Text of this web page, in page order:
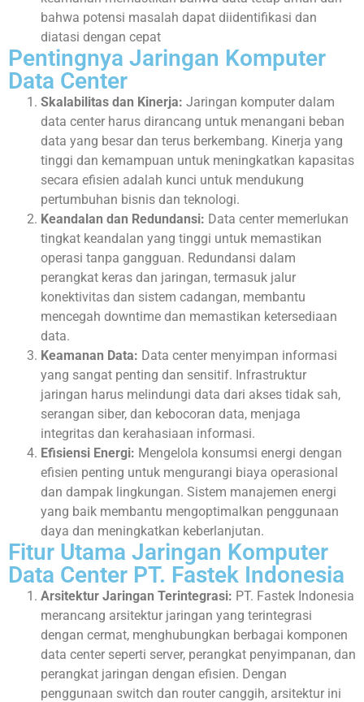
bahwa potensi masalah dapat diidentifikasi dan
diatasi dengan cepat
Pentingnya Jaringan Komputer
Data Center
Skalabilitas dan Kinerja: Jaringan komputer dalam
data center harus dirancang untuk menangani beban
data yang besar dan terus berkembang. Kinerja yang
tinggi dan kemampuan untuk meningkatkan kapasitas
secara efisien adalah kunci untuk mendukung
pertumbuhan bisnis dan teknologi.
Keandalan dan Redundansi: Data center memerlukan
tingkat keandalan yang tinggi untuk memastikan
operasi tanpa gangguan. Redundansi dalam
perangkat keras dan jaringan, termasuk jalur
konektivitas dan sistem cadangan, membantu
mencegah downtime dan memastikan ketersediaan
data.
Keamanan Data: Data center menyimpan informasi
yang sangat penting dan sensitif. Infrastruktur
jaringan harus melindungi data dari akses tidak sah,
serangan siber, dan kebocoran data, menjaga
integritas dan kerahasiaan informasi.
Efisiensi Energi: Mengelola konsumsi energi dengan
efisien penting untuk mengurangi biaya operasional
dan dampak lingkungan. Sistem manajemen energi
yang baik membantu mengoptimalkan penggunaan
daya dan meningkatkan keberlanjutan.
Fitur Utama Jaringan Komputer
Data Center PT. Fastek Indonesia
Arsitektur Jaringan Terintegrasi: PT. Fastek Indonesia
merancang arsitektur jaringan yang terintegrasi
dengan cermat, menghubungkan berbagai komponen
data center seperti server, perangkat penyimpanan, dan
perangkat jaringan dengan efisien. Dengan
penggunaan switch dan router canggih, arsitektur ini